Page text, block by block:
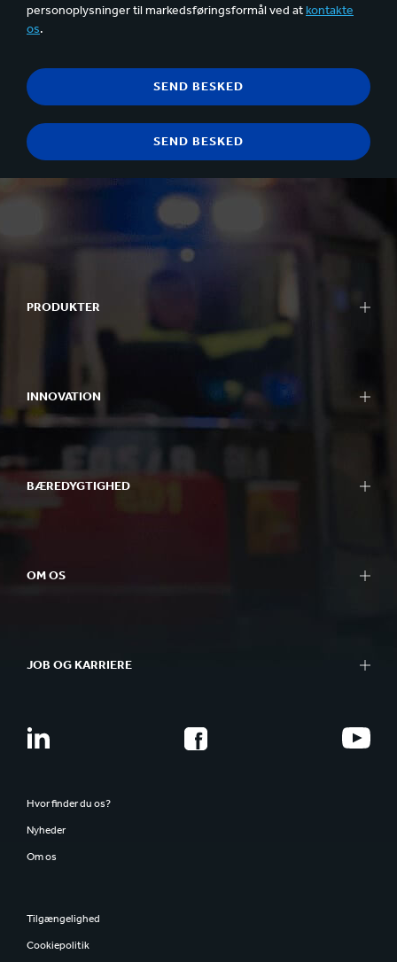
personoplysninger til markedsføringsformål ved atkontakte
os.
PRODUKTER
INNOVATION
BÆREDYGTIGHED
OM OS
JOB OG KARRIERE
Hvor finder du os?
Nyheder
Om os
Tilgængelighed
Cookiepolitik